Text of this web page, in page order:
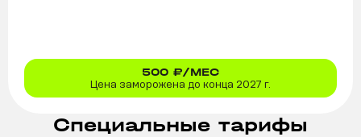
500 ₽/МЕС
Цена заморожена до конца 2027 г.
Специальные тарифы